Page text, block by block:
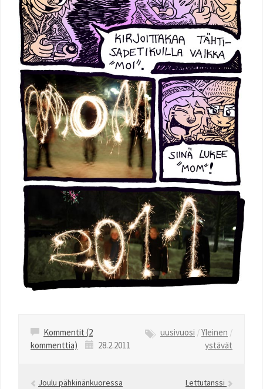
Kommentit (2
kommenttia)
28.2.2011
uusivuosi /Yleinen /
ystävät
Joulu pähkinänkuoressa Lettutanssi